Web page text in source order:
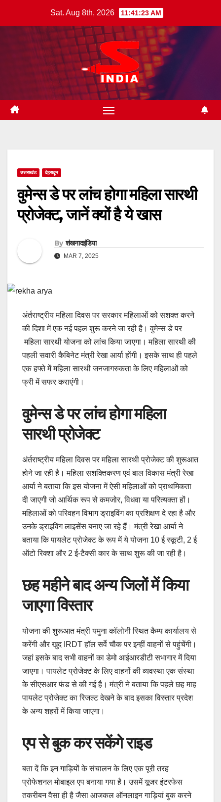
Sat. Aug 8th, 2026 11:41:24 AM
उत्तराखंड देहरादून
वुमेन्स डे पर लांच होगा महिला सारथी
प्रोजेक्ट, जानें क्यों है ये खास
By शंखनादइंडिया
MAR 7, 2025
अंर्तराष्ट्रीय महिला दिवस पर सरकार महिलाओं को सशक्त करने
की दिशा में एक नई पहल शुरू करने जा रही है। वुमेन्स डे पर
महिला सारथी योजना को लांच किया जाएगा। महिला सारथी की
पहली सवारी कैबिनेट मंत्री रेखा आर्या होंगी। इसके साथ ही पहले
एक हफ्ते में महिला सारथी जनजागरुकता के लिए महिलाओं को
फ्री में सफर कराएंगी।
वुमेन्स डे पर लांच होगा महिला
सारथी प्रोजेक्ट
अंर्तराष्ट्रीय महिला दिवस पर महिला सारथी प्रोजेक्ट की शुरूआत
होने जा रही है। महिला सशक्तिकरण एवं बाल विकास मंत्री रेखा
आर्या ने बताया कि इस योजना में ऐसी महिलाओं को प्राथमिकता
दी जाएगी जो आर्थिक रूप से कमजोर, विधवा या परित्यक्ता हों।
महिलाओं को परिवहन विभाग ड्राइविंग का प्रशिक्षण दे रहा है और
उनके ड्राइविंग लाइसेंस बनाए जा रहे हैं। मंत्री रेखा आर्या ने
बताया कि पायलेट प्रोजेक्ट के रूप में ये योजना 10 ई स्कूटी, 2 ई
ऑटो रिक्शा और 2 ई-टैक्सी कार के साथ शुरू की जा रही है।
छह महीने बाद अन्य जिलों में किया
जाएगा विस्तार
योजना की शुरूआत मंत्री यमुना कॉलोनी स्थित कैम्प कार्यालय से
करेंगी और खुद IRDT हॉल सर्वे चौक पर इन्हीं वाहनों से पहुंचेंगी।
जहां इसके बाद सभी वाहनों का डेमो आईआरडीटी सभागार में दिया
जाएगा। पायलेट प्रोजेक्ट के लिए वाहनों की व्यवस्था एक संस्था
के सीएसआर फंड से की गई है। मंत्री ने बताया कि पहले छह माह
पायलेट प्रोजेक्ट का रिजल्ट देखने के बाद इसका विस्तार प्रदेश
के अन्य शहरों में किया जाएगा।
एप से बुक कर सकेंगे राइड
बता दें कि इन गाड़ियों के संचालन के लिए एक पूरी तरह
प्रोफेशनल मोबाइल एप बनाया गया है। उसमें यूजर इंटरफेस
तकरीबन वैसा ही है जैसा आजकल ऑनलाइन गाड़ियां बुक करने